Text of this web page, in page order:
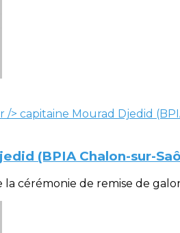
(BPIA Chalon-sur-
la cérémonie de remise de